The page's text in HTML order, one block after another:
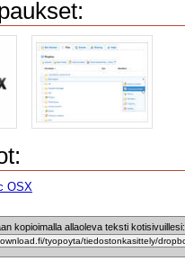
OSX
kopioimalla allaoleva teksti kotisivuillesi: